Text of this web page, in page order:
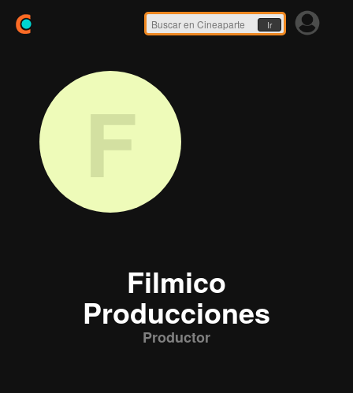
Ir
F
Filmico
Producciones
Productor